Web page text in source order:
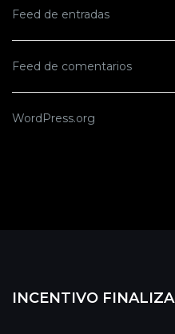
Feed de entradas
Feed de comentarios
WordPress.org
INCENTIVO FINALIZA